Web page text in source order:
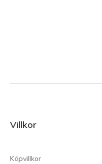
Villkor
Köpvillkor